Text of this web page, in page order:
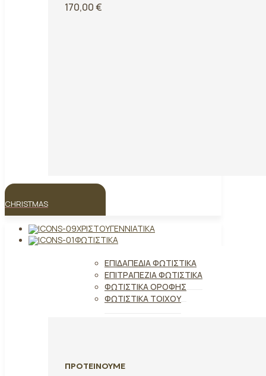
170,00€
CHRISTMAS
ΧΡΙΣΤΟΥΓΕΝΝΙΆΤΙΚΑ
ΦΩΤΙΣΤΙΚΆ
ΕΠΙΔΑΠΈΔΙΑ ΦΩΤΙΣΤΙΚΆ
ΕΠΙΤΡΑΠΈΖΙΑ ΦΩΤΙΣΤΙΚΆ
ΦΩΤΙΣΤΙΚΆ ΟΡΟΦΉΣ
ΦΩΤΙΣΤΙΚΆ ΤΟΊΧΟΥ
ΠΡΟΤΕΙΝΟΥΜΕ